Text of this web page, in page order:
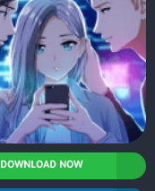
DOWNLOAD NOW